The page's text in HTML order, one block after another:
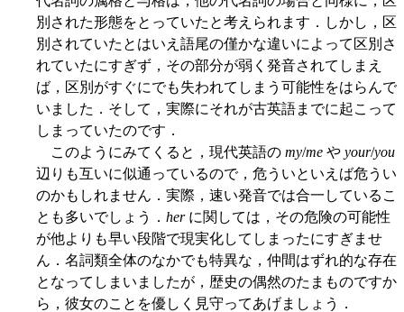
別された形態をとっていたと考えられます．しかし，区
別されていたとはいえ語尾の僅かな違いによって区別さ
れていたにすぎず，その部分が弱く発音されてしまえ
ば，区別がすぐにでも失われてしまう可能性をはらんで
いました．そして，実際にそれが古英語までに起こって
しまっていたのです．
このようにみてくると，現代英語の my/me や your/you
辺りも互いに似通っているので，危ういといえば危うい
のかもしれません．実際，速い発音では合一しているこ
とも多いでしょう． herに関しては，その危険の可能性
が他よりも早い段階で現実化してしまったにすぎませ
ん．名詞類全体のなかでも特異な，仲間はずれ的な存在
となってしまいましたが，歴史の偶然のたまものですか
ら，彼女のことを優しく見守ってあげましょう．